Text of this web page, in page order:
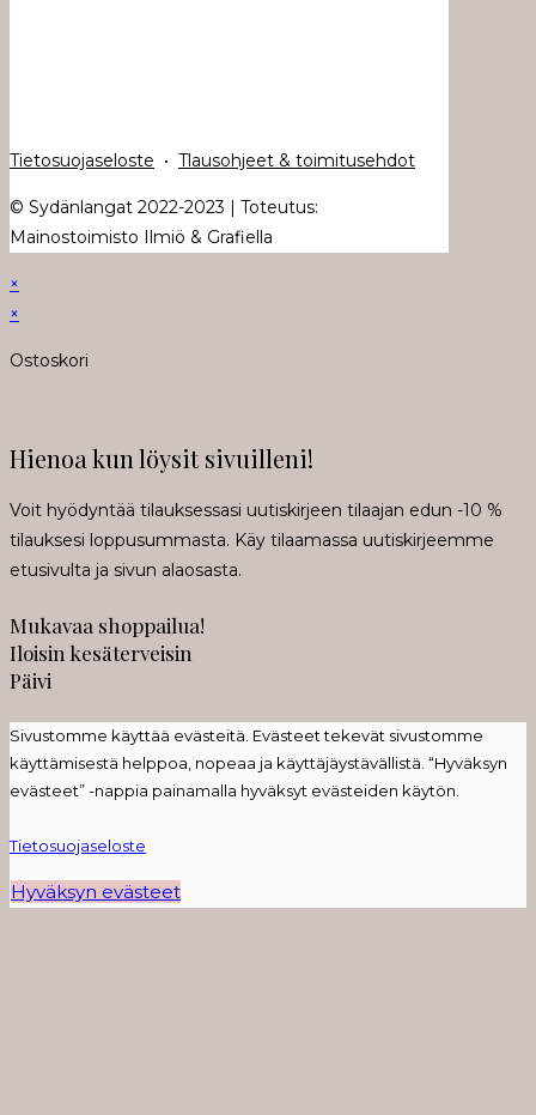
Tietosuojaseloste • Tlausohjeet & toimitusehdot
© Sydänlangat 2022-2023 | Toteutus:
Mainostoimisto Ilmiö & Grafiella
×
×
Ostoskori
Hienoa kun löysit sivuilleni!
Voit hyödyntää tilauksessasi uutiskirjeen tilaajan edun -10 %
tilauksesi loppusummasta. Käy tilaamassa uutiskirjeemme
etusivulta ja sivun alaosasta.
Mukavaa shoppailua!
Iloisin kesäterveisin
Päivi
Sivustomme käyttää evästeitä. Evästeet tekevät sivustomme
käyttämisestä helppoa, nopeaa ja käyttäjäystävällistä. “Hyväksyn
evästeet” -nappia painamalla hyväksyt evästeiden käytön.
Tietosuojaseloste
Hyväksyn evästeet